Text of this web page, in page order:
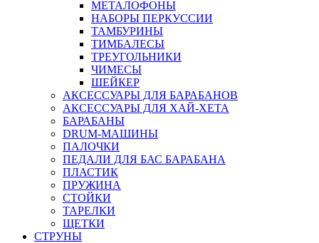
МЕТАЛОФОНЫ
НАБОРЫ ПЕРКУССИИ
ТАМБУРИНЫ
ТИМБАЛЕСЫ
ТРЕУГОЛЬНИКИ
ЧИМЕСЫ
ШЕЙКЕР
АКСЕССУАРЫ ДЛЯ БАРАБАНОВ
АКСЕССУАРЫ ДЛЯ ХАЙ-ХЕТА
БАРАБАНЫ
DRUM-МАШИНЫ
ПАЛОЧКИ
ПЕДАЛИ ДЛЯ БАС БАРАБАНА
ПЛАСТИК
ПРУЖИНА
СТОЙКИ
ТАРЕЛКИ
ЩЕТКИ
СТРУНЫ